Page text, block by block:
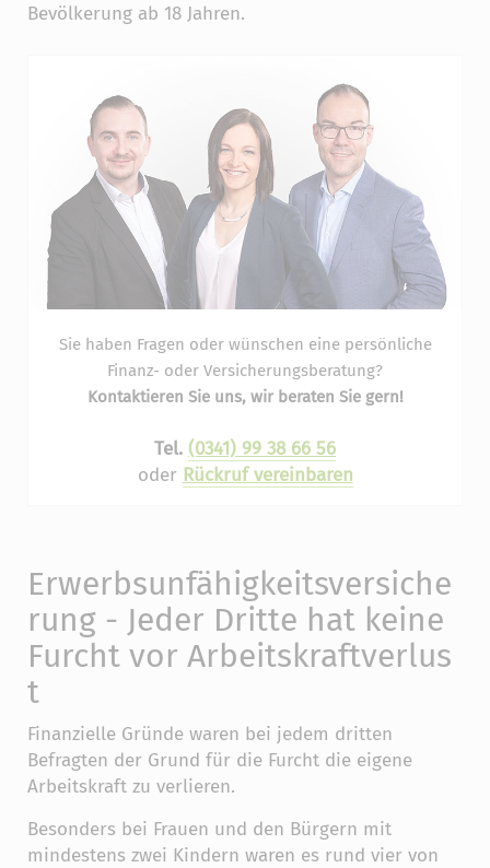
Bevölkerung ab 18 Jahren.
Sie haben Fragen oder wünschen eine persönliche
Finanz- oder Versicherungsberatung?
Kontaktieren Sie uns, wir beraten Sie gern!
Tel. (0341) 99 38 66 56
oder Rückruf vereinbaren
Erwerbsunfähigkeitsversiche
rung - Jeder Dritte hat keine
Furcht vor Arbeitskraftverlus
t
Finanzielle Gründe waren bei jedem dritten
Befragten der Grund für die Furcht die eigene
Arbeitskraft zu verlieren.
Besonders bei Frauen und den Bürgern mit
mindestens zwei Kindern waren es rund vier von